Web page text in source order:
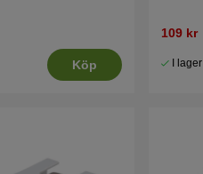
Köp
109 kr
I lager